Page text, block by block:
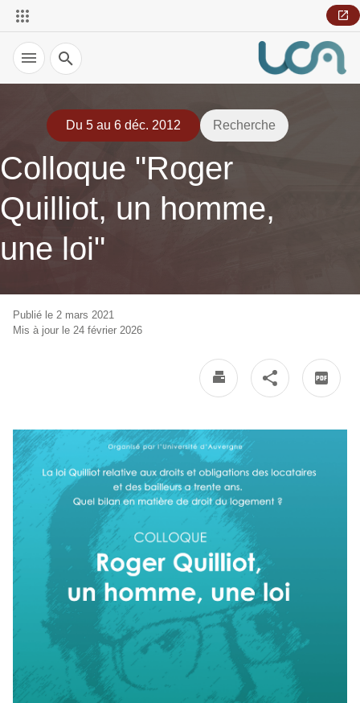
Recherche
Du 5 au 6 déc. 2012 Recherche
Colloque "Roger
Quilliot, un homme,
une loi"
Publié le 2 mars 2021
Mis à jour le 24 février 2026